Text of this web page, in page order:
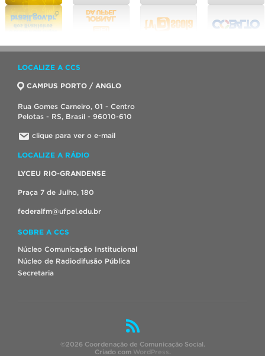
LOCALIZE A CCS
CAMPUS PORTO / ANGLO
Rua Gomes Carneiro, 01 - Centro
Pelotas - RS, Brasil - 96010-610
clique para ver o e-mail
LOCALIZE A RÁDIO
LYCEU RIO-GRANDENSE
Praça 7 de Julho, 180
federalfm@ufpel.edu.br
SOBRE A CCS
Núcleo Comunicação Institucional
Núcleo de Radiodifusão Pública
Secretaria
©2026 Coordenação de Comunicação Social.
Criado com WordPress.